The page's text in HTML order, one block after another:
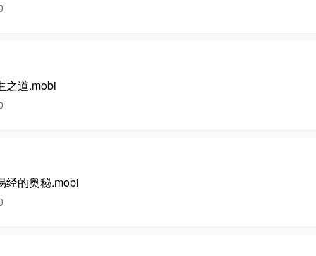
之道.mobi
经的奥秘.mobi